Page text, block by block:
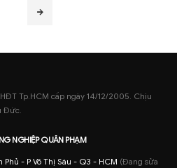
Tp.HCM cấp ngày 14/12/2005. Chịu
Đức.
NGHIỆPQUÂN PHẠM
Phủ - P Võ Thị Sáu - Q3 - HCM (Đang sửa